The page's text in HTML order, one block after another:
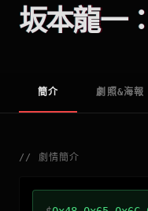
坂本龍一
簡介 劇照&海報
// 劇情簡介